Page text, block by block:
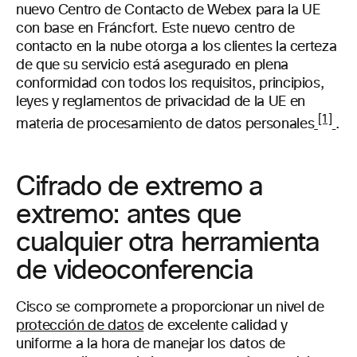
nuevo Centro de Contacto de Webex para la UE
con base en Fráncfort. Este nuevo centro de
contacto en la nube otorga a los clientes la certeza
de que su servicio está asegurado en plena
conformidad con todos los requisitos, principios,
leyes y reglamentos de privacidad de la UE en
materia de procesamiento de datos personales
[1] .
Cifrado de extremo a
extremo: antes que
cualquier otra herramienta
de videoconferencia
Cisco se compromete a proporcionar un nivel de
protección de datosde excelente calidad y
uniforme a la hora de manejar los datos de